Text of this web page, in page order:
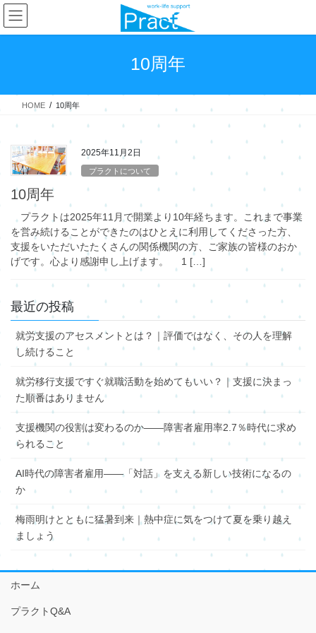
コ
ン
テ
ス
ナ
ビ
ゲ
ン
10周年
HOME 10周年
2025年11月2日
プラクトについて
10周年
プラクトは2025年11月で開業より10年経ちます。これまで事業
を営み続けることができたのはひとえに利用してくださった方、
支援をいただいたたくさんの関係機関の方、ご家族の皆様のおか
げです。心より感謝申し上げます。 1 […]
最近の投稿
就労支援のアセスメントとは？｜評価ではなく、その人を理解
し続けること
就労移行支援ですぐ就職活動を始めてもいい？｜支援に決まっ
た順番はありません
支援機関の役割は変わるのか――障害者雇用率2.7％時代に求め
られること
AI時代の障害者雇用――「対話」を支える新しい技術になるの
か
梅雨明けとともに猛暑到来｜熱中症に気をつけて夏を乗り越え
ましょう
ホーム
プラクトQ&A